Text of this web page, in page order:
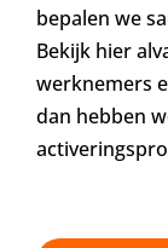
bepalen we
Bekijk hier
werknemers
dan hebben